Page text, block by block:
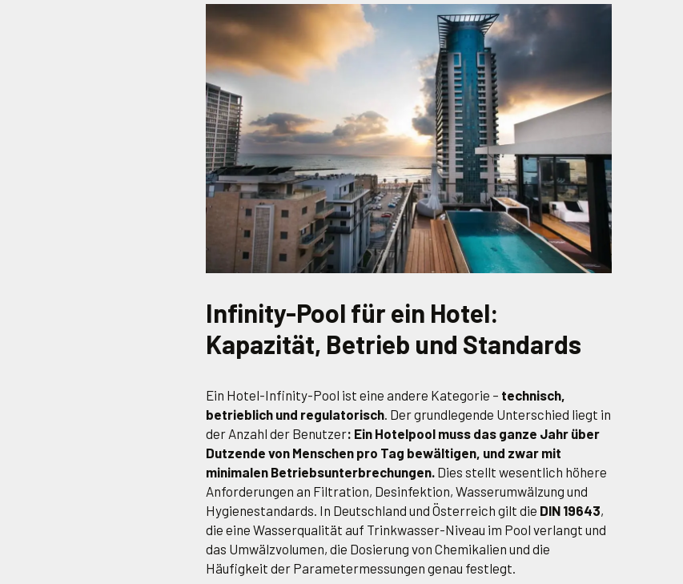
Infinity-Pool für ein Hotel:
Kapazität, Betrieb und Standards
Ein Hotel-Infinity-Pool ist eine andere Kategorie – technisch,
betrieblich und regulatorisch. Der grundlegende Unterschied liegt in
der Anzahl der Benutzer: Ein Hotelpool muss das ganze Jahr über
Dutzende von Menschen pro Tag bewältigen, und zwar mit
minimalen Betriebsunterbrechungen. Dies stellt wesentlich höhere
Anforderungen an Filtration, Desinfektion, Wasserumwälzung und
Hygienestandards. In Deutschland und Österreich gilt die DIN 19643,
die eine Wasserqualität auf Trinkwasser-Niveau im Pool verlangt und
das Umwälzvolumen, die Dosierung von Chemikalien und die
Häufigkeit der Parametermessungen genau festlegt.